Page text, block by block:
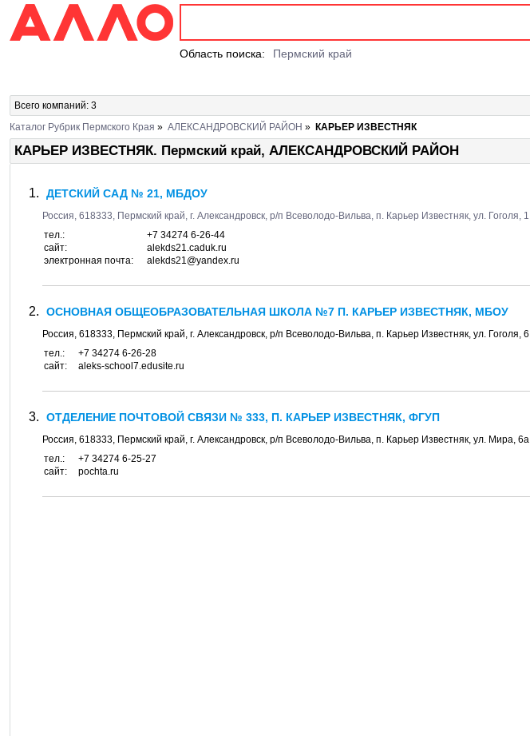
Область поиска: Пермский край
Всего компаний: 3
Каталог Рубрик Пермского Края » АЛЕКСАНДРОВСКИЙ РАЙОН » КАРЬЕР ИЗВЕСТНЯК
КАРЬЕР ИЗВЕСТНЯК. Пермский край, АЛЕКСАНДРОВСКИЙ РАЙОН
ДЕТСКИЙ САД № 21, МБДОУ
Россия, 618333, Пермский край, г. Александровск, р/п Всеволодо-Вильва, п. Карьер Известняк, ул. Гоголя, 1
тел.:
+7 34274 6-26-44
сайт:
alekds21.caduk.ru
электронная почта:
alekds21@yandex.ru
ОСНОВНАЯ ОБЩЕОБРАЗОВАТЕЛЬНАЯ ШКОЛА №7 П. КАРЬЕР ИЗВЕСТНЯК, МБОУ
Россия, 618333, Пермский край, г. Александровск, р/п Всеволодо-Вильва, п. Карьер Известняк, ул. Гоголя, 6
тел.:
+7 34274 6-26-28
сайт:
aleks-school7.edusite.ru
ОТДЕЛЕНИЕ ПОЧТОВОЙ СВЯЗИ № 333, П. КАРЬЕР ИЗВЕСТНЯК, ФГУП
Россия, 618333, Пермский край, г. Александровск, р/п Всеволодо-Вильва, п. Карьер Известняк, ул. Мира, 6а
тел.:
+7 34274 6-25-27
сайт:
pochta.ru